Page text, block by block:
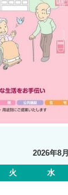
2026年8月
火 水